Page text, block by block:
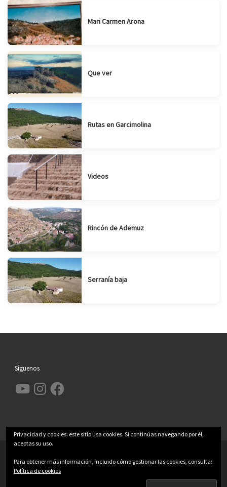
Mari Carmen Arona
Que ver
Rutas en Garcimolina
Videos
Rincón de Ademuz
Serranía baja
Síguenos
YouTube InstagramFacebook
Funciona con
Privacidad y cookies: este sitio usa cookies. Si continúas navegando por él,
aceptas su uso.
Para obtener más información, incluido cómo gestionar las cookies, consulta:
Política de cookies